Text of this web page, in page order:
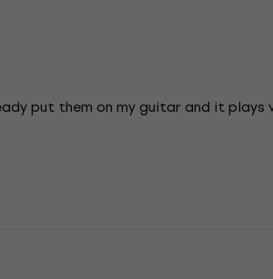
put them on my guitar and it plays